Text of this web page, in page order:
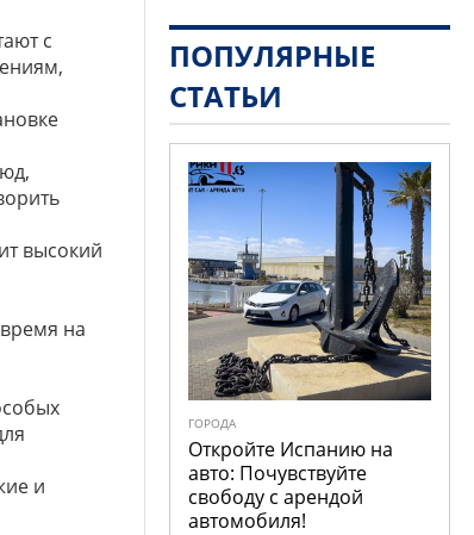
с
высокий
на
и
ПОПУЛЯРНЫЕ
СТАТЬИ
ГОРОДА
Откройте Испанию на
авто: Почувствуйте
свободу с арендой
автомобиля!